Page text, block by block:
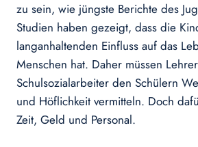
zu sein, wie jüngste Berichte des
Studien haben gezeigt, dass die
langanhaltenden Einfluss auf das
Menschen hat. Daher müssen
Schulsozialarbeiter den Schülern
und Höflichkeit vermitteln. Doch
Zeit, Geld und Personal.